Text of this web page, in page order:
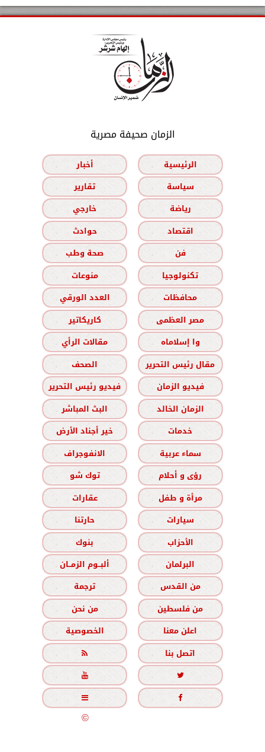
الزمان صحيفة مصرية
الرئيسية
أخبار
سياسة
تقارير
رياضة
خارجي
اقتصاد
حوادث
فن
صحة وطب
تكنولوجيا
منوعات
محافظات
العدد الورقي
مصر العظمى
كاريكاتير
وا إسلاماه
مقالات الرأي
مقال رئيس التحرير
الصحف
فيديو الزمان
فيديو رئيس التحرير
الزمان الخالد
البث المباشر
خدمات
خير أجناد الأرض
سماء عربية
الانفوجراف
رؤى و أحلام
توك شو
مرأة و طفل
عقارات
سيارات
حارتنا
الأحزاب
بنوك
البرلمان
ألبــوم الزمــان
من القدس
ترجمة
من فلسطين
من نحن
اعلن معنا
الخصوصية
اتصل بنا





جميع الحقوق محفوظة©